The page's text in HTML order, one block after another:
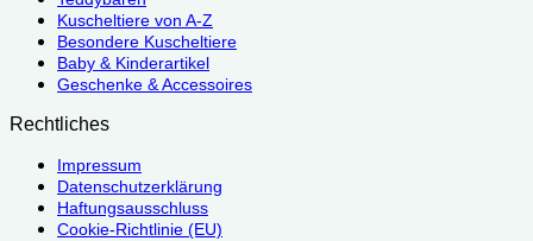
Kuscheltiere von A-Z
Besondere Kuscheltiere
Baby & Kinderartikel
Geschenke & Accessoires
Rechtliches
Impressum
Datenschutzerklärung
Haftungsausschluss
Cookie-Richtlinie (EU)